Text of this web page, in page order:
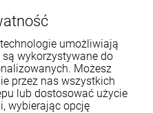
umożliwiają
są wykorzystywane do
Możesz
przez nas wszystkich
lub dostosować użycie
wybierając opcję